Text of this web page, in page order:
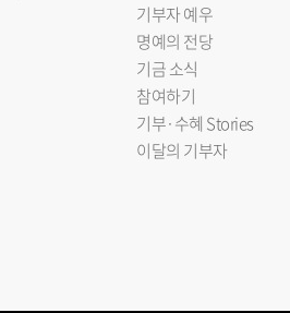
기부자 예우
명예의 전당
기금 소식
참여하기
기부·수혜 Stories
이달의 기부자